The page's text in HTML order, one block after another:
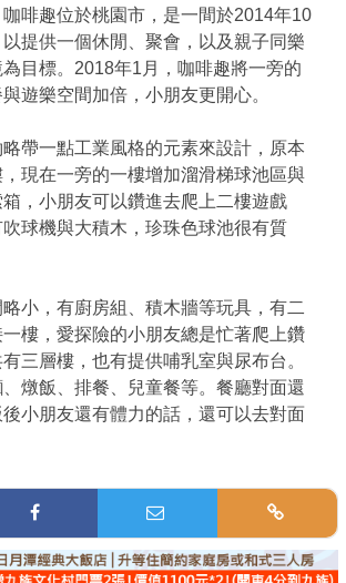
啡趣位於桃園市，是一間於2014年10
提供一個休閒、聚會，以及親子同樂
目標。2018年1月，咖啡趣將一旁的
遊樂空間加倍，小朋友更開心。
帶一點工業風格的元素來設計，原本
現在一旁的一樓增加溜滑梯球池區與
，小朋友可以鑽進去爬上二樓遊戲
球機與大積木，珍珠色球池很有質
小，有廚房組、積木牆等玩具，有二
樓，愛探險的小朋友總是忙著爬上鑽
三層樓，也有提供哺乳室與尿布台。
燉飯、排餐、兒童餐等。餐廳對面還
小朋友還有體力的話，還可以去對面